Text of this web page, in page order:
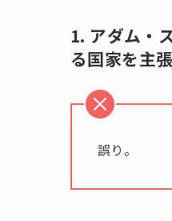
1. アダム・
る国家を主張
誤り。